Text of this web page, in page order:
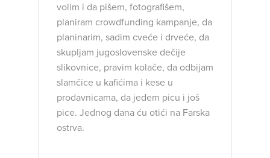
volim i da pišem, fotografišem,
planiram crowdfunding kampanje, da
planinarim, sadim cveće i drveće, da
skupljam jugoslovenske dečije
slikovnice, pravim kolače, da odbijam
slamčice u kafićima i kese u
prodavnicama, da jedem picu i još
pice. Jednog dana ću otići na Farska
ostrva.